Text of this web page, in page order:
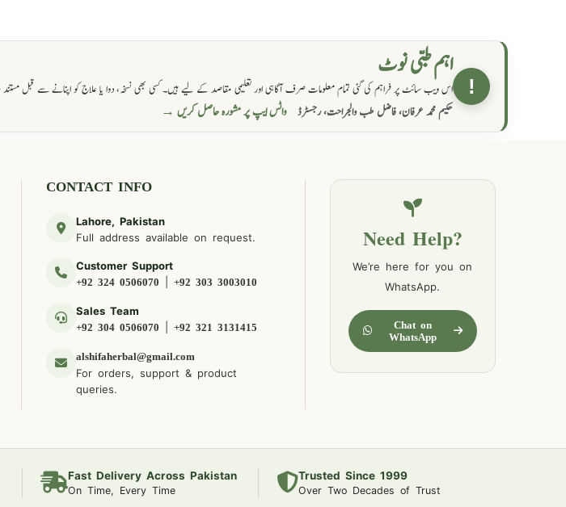
!
اہم طبی نوٹ
اس ویب سائٹ پر فراہم کی گئی تمام معلومات صرف آگاہی اور تعلیمی مقاصد کے لیے ہیں۔ کسی بھی نسخہ، دوا یا علاج کو اپنانے سے قبل
حکیم محمد عرفان، فاضل طب والجراحت، رجسٹرڈ واٹس ایپ پر مشورہ حاصل کریں →
CONTACT INFO
Lahore, Pakistan
Full address available on request.
Customer Support
+92 324 0506070 |+92 303 3003010
Sales Team
+92 304 0506070 |+92 321 3131415
alshifaherbal@gmail.com
For orders, support & product
queries.
Need Help?
We’re here for you on
WhatsApp.
Chat on
WhatsApp
Fast Delivery Across Pakistan
On Time, Every Time
Trusted Since 1999
Over Two Decades of Trust